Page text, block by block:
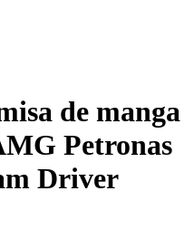
de manga
Petronas
Driver